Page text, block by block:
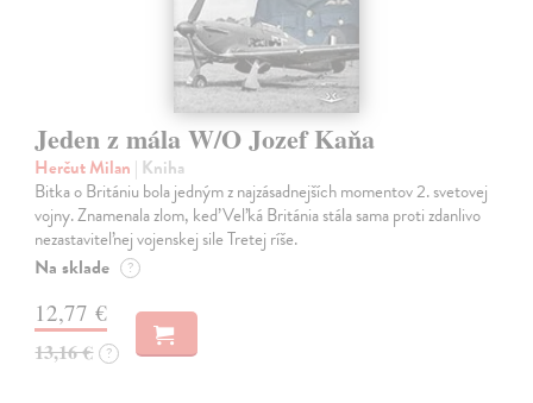
Jeden z mála W/O Jozef Kaňa
Herčut Milan | Kniha
Bitka o Britániu bola jedným z najzásadnejších momentov 2. svetovej
vojny. Znamenala zlom, keď Veľká Británia stála sama proti zdanlivo
nezastaviteľnej vojenskej sile Tretej ríše.
Na sklade ?
12,77 €
13,16 € ?